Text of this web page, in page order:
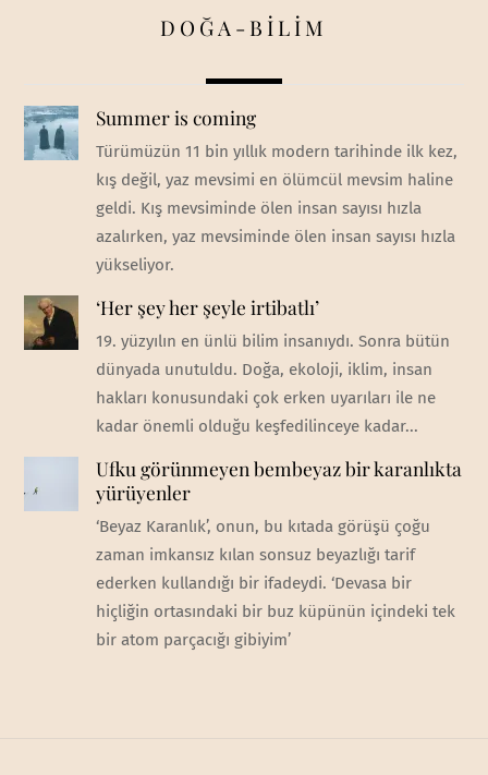
DOĞA-BİLİM
Summer is coming
Türümüzün 11 bin yıllık modern tarihinde ilk kez,
kış değil, yaz mevsimi en ölümcül mevsim haline
geldi. Kış mevsiminde ölen insan sayısı hızla
azalırken, yaz mevsiminde ölen insan sayısı hızla
yükseliyor.
‘Her şey her şeyle irtibatlı’
19. yüzyılın en ünlü bilim insanıydı. Sonra bütün
dünyada unutuldu. Doğa, ekoloji, iklim, insan
hakları konusundaki çok erken uyarıları ile ne
kadar önemli olduğu keşfedilinceye kadar...
Ufku görünmeyen bembeyaz bir karanlıkta
yürüyenler
‘Beyaz Karanlık’, onun, bu kıtada görüşü çoğu
zaman imkansız kılan sonsuz beyazlığı tarif
ederken kullandığı bir ifadeydi. ‘Devasa bir
hiçliğin ortasındaki bir buz küpünün içindeki tek
bir atom parçacığı gibiyim’